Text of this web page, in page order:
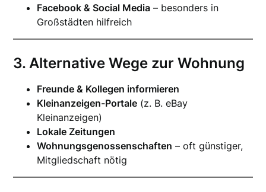
Facebook & Social Media – besonders in
Großstädten hilfreich
3. Alternative Wege zur Wohnung
Freunde & Kollegen informieren
Kleinanzeigen-Portale (z. B. eBay
Kleinanzeigen)
Lokale Zeitungen
Wohnungsgenossenschaften – oft günstiger,
Mitgliedschaft nötig